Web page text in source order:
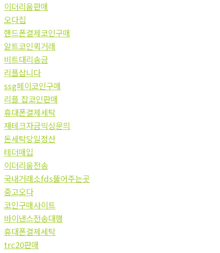
이더리움판매
오다집
핸드폰결제코인구매
알트코인퀵거래
비트대리송금
리플삽니다
ssg페이코인구매
리플 잡코인판매
휴대폰결제세탁
재테크자금믹싱문의
돈세탁당일정산
테더매입
이더리움전송
국내거래소fds뚫어주는곳
중고오다
코인구매사이트
바이낸스전송대행
휴대폰결제세탁
trc20판매